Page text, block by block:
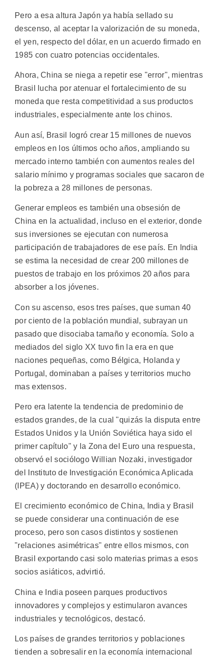
Pero a esa altura Japón ya había sellado su
descenso, al aceptar la valorización de su moneda,
el yen, respecto del dólar, en un acuerdo firmado en
1985 con cuatro potencias occidentales.
Ahora, China se niega a repetir ese "error", mientras
Brasil lucha por atenuar el fortalecimiento de su
moneda que resta competitividad a sus productos
industriales, especialmente ante los chinos.
Aun así, Brasil logró crear 15 millones de nuevos
empleos en los últimos ocho años, ampliando su
mercado interno también con aumentos reales del
salario mínimo y programas sociales que sacaron de
la pobreza a 28 millones de personas.
Generar empleos es también una obsesión de
China en la actualidad, incluso en el exterior, donde
sus inversiones se ejecutan con numerosa
participación de trabajadores de ese país. En India
se estima la necesidad de crear 200 millones de
puestos de trabajo en los próximos 20 años para
absorber a los jóvenes.
Con su ascenso, esos tres países, que suman 40
por ciento de la población mundial, subrayan un
pasado que disociaba tamaño y economía. Solo a
mediados del siglo XX tuvo fin la era en que
naciones pequeñas, como Bélgica, Holanda y
Portugal, dominaban a países y territorios mucho
mas extensos.
Pero era latente la tendencia de predominio de
estados grandes, de la cual "quizás la disputa entre
Estados Unidos y la Unión Soviética haya sido el
primer capítulo" y la Zona del Euro una respuesta,
observó el sociólogo Willian Nozaki, investigador
del Instituto de Investigación Económica Aplicada
(IPEA) y doctorando en desarrollo económico.
El crecimiento económico de China, India y Brasil
se puede considerar una continuación de ese
proceso, pero son casos distintos y sostienen
"relaciones asimétricas" entre ellos mismos, con
Brasil exportando casi solo materias primas a esos
socios asiáticos, advirtió.
China e India poseen parques productivos
innovadores y complejos y estimularon avances
industriales y tecnológicos, destacó.
Los países de grandes territorios y poblaciones
tienden a sobresalir en la economía internacional